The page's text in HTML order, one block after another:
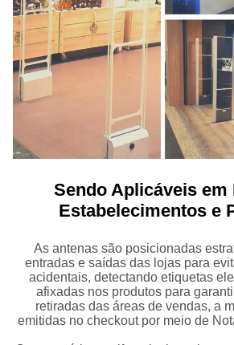
Sendo Aplicáveis em
Estabelecimentos e
As antenas são posicionadas
entradas e saídas das lojas para
acidentais, detectando etiquetas
afixadas nos produtos para
retiradas das áreas de vendas, a
emitidas no checkout por meio de